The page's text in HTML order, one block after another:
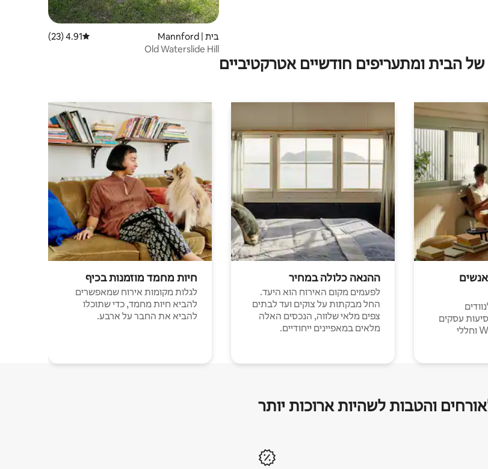
בית | Mannford דירוג ממוצע של 4.91 מתוך 5, 23 ביקורות
4.91 (23)
Old Waterslide Hill
הבית ומתעריפים חודשיים אטרקטיביים
עסקים
עם חיבור לרשת Wi-Fi וחללי
ההנאה כלולה במחיר
לפעמים מקום האירוח הוא היעד.
החל מבקתות על צוקים ועד לבתים
צפים מלאי שלווה, הנכסים האלה
מלאים במאפיינים ייחודיים.
חיות מחמד מוזמנות בכיף
לגלות מקומות אירוח שמאפשרים
להביא חיות מחמד, כדי שתוכלו
להביא את החבר על ארבע.
והטבות לשהיות ארוכות יותר